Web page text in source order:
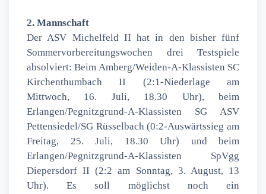
2. Mannschaft
Der ASV Michelfeld II hat in den bisher fünf
Sommervorbereitungswochen drei Testspiele
absolviert: Beim Amberg/Weiden-A-Klassisten SC
Kirchenthumbach II (2:1-Niederlage am
Mittwoch, 16. Juli, 18.30 Uhr), beim
Erlangen/Pegnitzgrund-A-Klassisten SG ASV
Pettensiedel/SG Rüsselbach (0:2-Auswärtssieg am
Freitag, 25. Juli, 18.30 Uhr) und beim
Erlangen/Pegnitzgrund-A-Klassisten SpVgg
Diepersdorf II (2:2 am Sonntag, 3. August, 13
Uhr). Es soll möglichst noch ein